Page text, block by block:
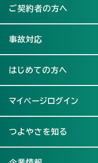
ご契約者の方へ
事故対応
はじめての方へ
マイページログイン
つよやさを知る